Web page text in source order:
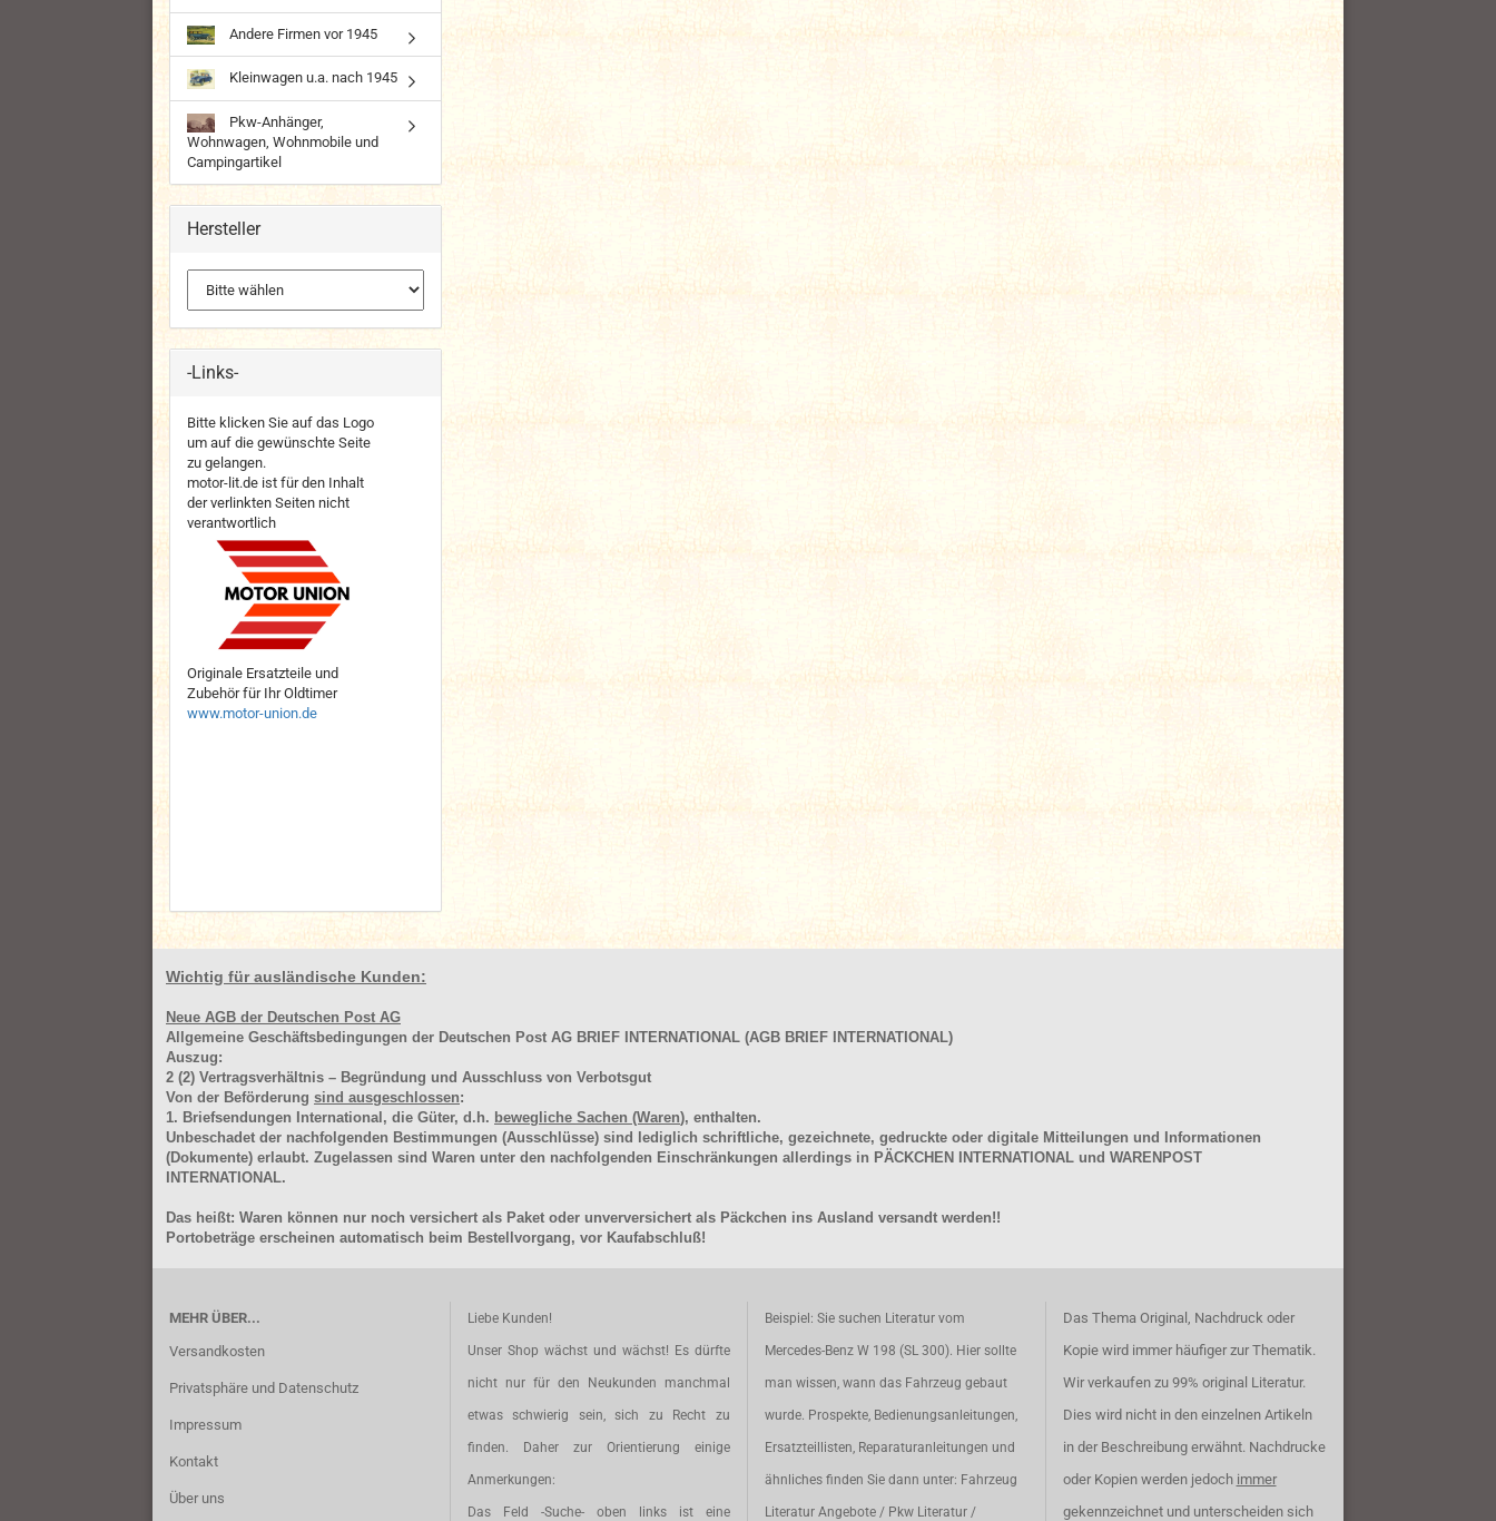
Andere Firmen vor 1945
Kleinwagen u.a. nach 1945
Pkw-Anhänger,
Wohnwagen, Wohnmobile und
Campingartikel
Hersteller
-Links-
Bitte klicken Sie auf das Logo
um auf die gewünschte Seite
zu gelangen.
motor-lit.de ist für den Inhalt
der verlinkten Seiten nicht
verantwortlich
Originale Ersatzteile und
Zubehör für Ihr Oldtimer
www.motor-union.de
Wichtig für ausländische Kunden:
Neue AGB der Deutschen Post AG
Allgemeine Geschäftsbedingungen der Deutschen Post AG BRIEF INTERNATIONAL (AGB BRIEF INTERNATIONAL)
Auszug:
2 (2) Vertragsverhältnis – Begründung und Ausschluss von Verbotsgut
Von der Beförderung sind ausgeschlossen:
1. Briefsendungen International, die Güter, d.h. bewegliche Sachen (Waren), enthalten.
Unbeschadet der nachfolgenden Bestimmungen (Ausschlüsse) sind lediglich schriftliche, gezeichnete, gedruckte oder digitale Mitteilungen und Informationen
(Dokumente) erlaubt. Zugelassen sind Waren unter den nachfolgenden Einschränkungen allerdings in PÄCKCHEN INTERNATIONAL und WARENPOST
INTERNATIONAL.
Das heißt: Waren können nur noch versichert als Paket oder unverversichert als Päckchen ins Ausland versandt werden!!
Portobeträge erscheinen automatisch beim Bestellvorgang, vor Kaufabschluß!
MEHR ÜBER...
Versandkosten
Privatsphäre und Datenschutz
Impressum
Kontakt
Über uns
Liebe Kunden!
Unser Shop wächst und wächst! Es dürfte
nicht nur für den Neukunden manchmal
etwas schwierig sein, sich zu Recht zu
finden. Daher zur Orientierung einige
Anmerkungen:
Das Feld -Suche- oben links ist eine
Beispiel: Sie suchen Literatur vom
Mercedes-Benz W 198 (SL 300). Hier sollte
man wissen, wann das Fahrzeug gebaut
wurde. Prospekte, Bedienungsanleitungen,
Ersatzteillisten, Reparaturanleitungen und
ähnliches finden Sie dann unter: Fahrzeug
Literatur Angebote / Pkw Literatur /
Das Thema Original, Nachdruck oder
Kopie wird immer häufiger zur Thematik.
Wir verkaufen zu 99% original Literatur.
Dies wird nicht in den einzelnen Artikeln
in der Beschreibung erwähnt. Nachdrucke
oder Kopien werden jedoch immer
gekennzeichnet und unterscheiden sich